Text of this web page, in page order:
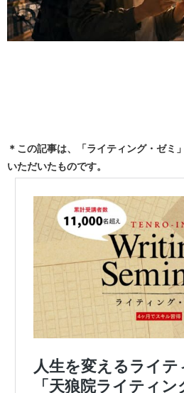
＊この記事は、「ライティング・ゼミ
いただいたものです。